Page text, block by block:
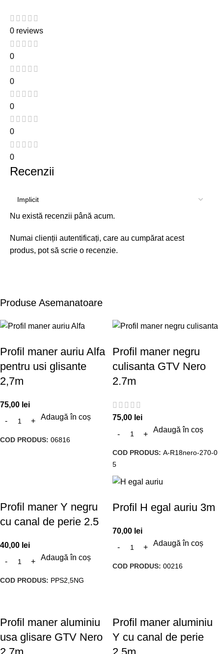
0 reviews
0
0
0
0
0
Recenzii
Nu există recenzii până acum.
Numai clienții autentificați, care au cumpărat acest
produs, pot să scrie o recenzie.
Produse Asemanatoare
Profil maner auriu Alfa
pentru usi glisante
2,7m
75,00 lei
Adaugă în coș
COD PRODUS: 06816
Profil maner negru
culisanta GTV Nero
2.7m
75,00 lei
Adaugă în coș
COD PRODUS: A-R18nero-270-0
5
Profil maner Y negru
cu canal de perie 2.5
40,00 lei
Adaugă în coș
COD PRODUS: PPS2,5NG
Profil H egal auriu 3m
70,00 lei
Adaugă în coș
COD PRODUS: 00216
Profil maner aluminiu
usa glisare GTV Nero
Profil maner aluminiu
Y cu canal de perie